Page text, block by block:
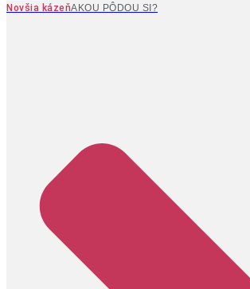
Novšia kázeňAKOU PÔDOU SI?